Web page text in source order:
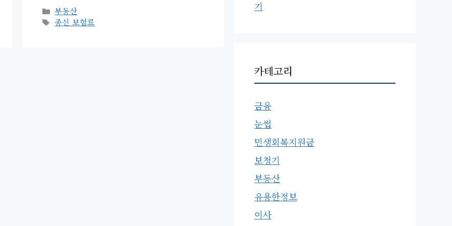
카
테
부동산
태
종신 보험료
기
카테고리
금융
눈썹
민생회복지원금
보청기
부동산
유용한정보
이사